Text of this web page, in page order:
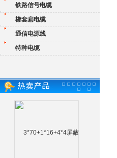
铁路信号电缆
橡套扁电缆
通信电源线
特种电缆